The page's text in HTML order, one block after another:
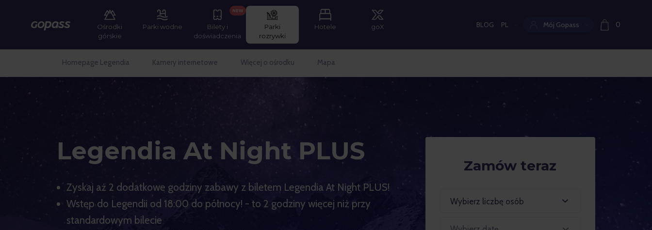
Gopass
Ośrodki
górskie
Parki wodne
Bilety i
doświadczenia
NEW
Parki
rozrywki
Hotele goX BLOG Aktualny język:
PL Mój Gopass 0
Homepage Legendia Kamery internetowe Więcej o ośrodku Mapa
Legendia At Night PLUS
Zyskaj aż 2 dodatkowe godziny zabawy z biletem Legendia At Night PLUS!
Wstęp do Legendii od 18:00 do północy! - to 2 godziny więcej niż przy
standardowym bilecie
Zamów teraz
Wybierz liczbę osób